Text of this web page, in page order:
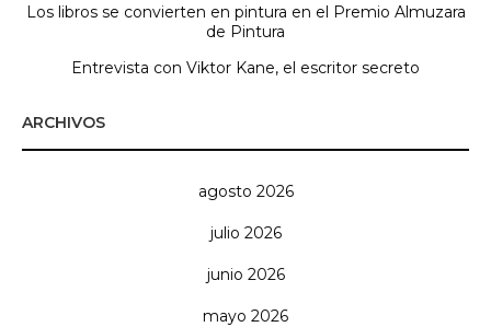
Los libros se convierten en pintura en el Premio Almuzara
de Pintura
Entrevista con Viktor Kane, el escritor secreto
ARCHIVOS
agosto 2026
julio 2026
junio 2026
mayo 2026